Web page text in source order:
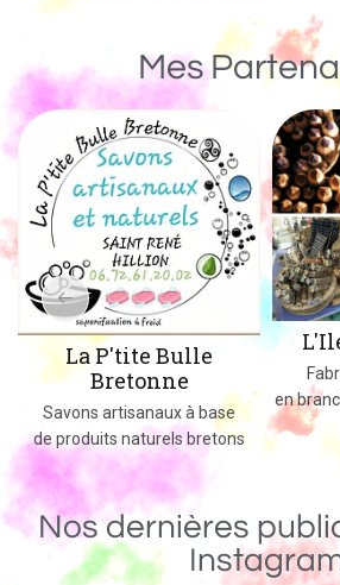
Mes
L'Ile aux Crayons
Fabricateur de Crayons
en branche d'arbres auvergnats
Des
Nos dernières